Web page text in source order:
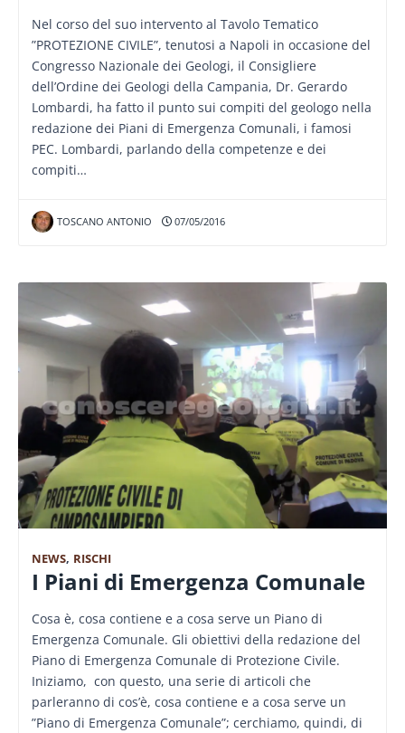
Nel corso del suo intervento al Tavolo Tematico
”PROTEZIONE CIVILE”, tenutosi a Napoli in occasione del
Congresso Nazionale dei Geologi, il Consigliere
dell’Ordine dei Geologi della Campania, Dr. Gerardo
Lombardi, ha fatto il punto sui compiti del geologo nella
redazione dei Piani di Emergenza Comunali, i famosi
PEC. Lombardi, parlando della competenze e dei
compiti…
TOSCANO ANTONIO 07/05/2016
NEWS, RISCHI
I Piani di Emergenza Comunale
Cosa è, cosa contiene e a cosa serve un Piano di
Emergenza Comunale. Gli obiettivi della redazione del
Piano di Emergenza Comunale di Protezione Civile.
Iniziamo, con questo, una serie di articoli che
parleranno di cos’è, cosa contiene e a cosa serve un
”Piano di Emergenza Comunale”; cerchiamo, quindi, di